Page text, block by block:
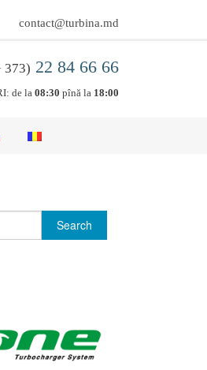
contact@turbina.md
373) 22 84 66 66
de la08:30 pînă la 18:00